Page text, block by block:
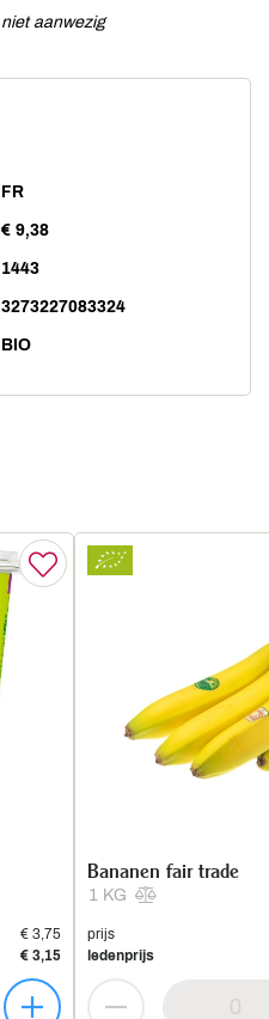
niet aanwezig
FR
€ 9,38
1443
3273227083324
BIO
€ 3,75
€ 3,15
1 KG
Bananen fair trade
prijs
ledenprijs